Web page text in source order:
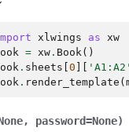
xlwings as xw
= xw . Book()
. sheets 0 'A1:A2'
. render_template (
, password=None)